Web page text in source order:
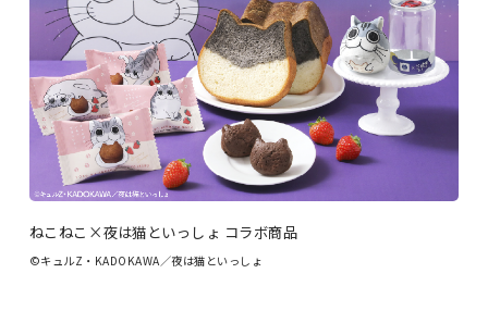
ねこねこ×夜は猫といっしょ コラボ商品
©キュルZ・KADOKAWA／夜は猫といっしょ